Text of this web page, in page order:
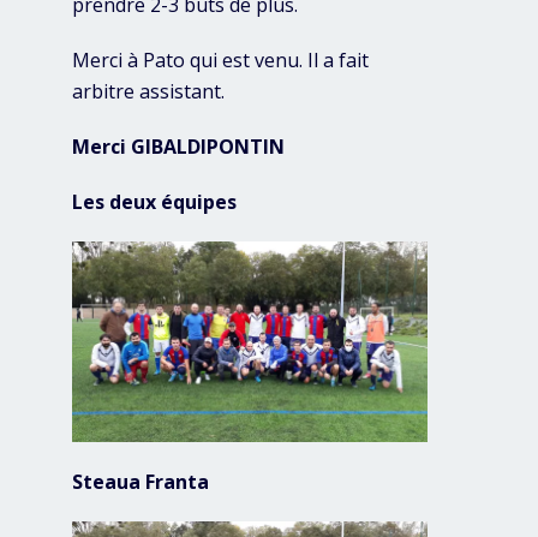
Merci à Pato qui est venu. Il a fait
arbitre assistant.
Merci GIBALDIPONTIN
Les deux équipes
Steaua Franta